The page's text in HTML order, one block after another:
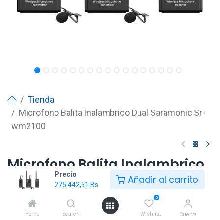
Precio
275.442,61 Bs Añadir al carrito
Home Search
0
Wishlist Cuenta
Tienda
Microfono Balita Inalambrico Dual Saramonic Sr-
wm2100
Microfono Balita Inalambrico
Dual Saramonic Sr-wm2100
275.442,61 Bs